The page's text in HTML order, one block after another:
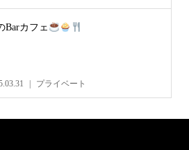
Barカフェ
プライベート